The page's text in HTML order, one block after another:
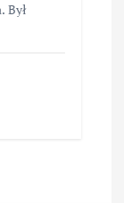
Był